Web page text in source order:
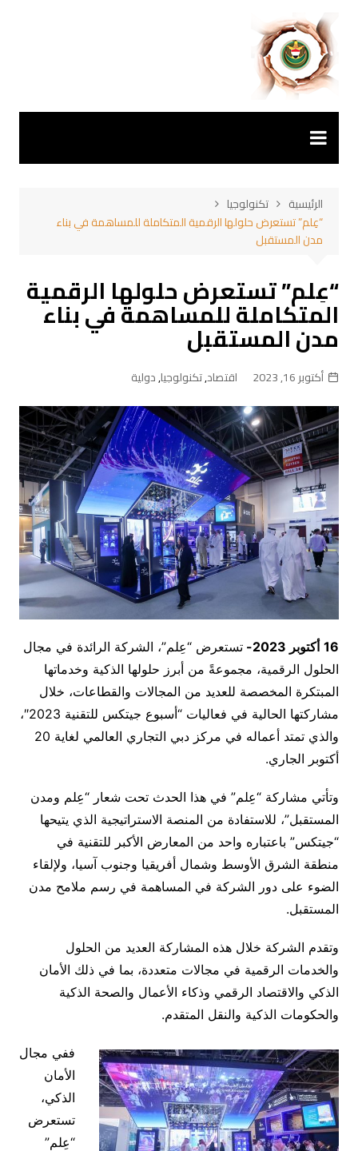
المحتوى
الرئيسية
تكنولوجيا
“عِلم” تستعرض حلولها الرقمية المتكاملة للمساهمة في بناء
مدن المستقبل
“عِلم” تستعرض حلولها الرقمية
المتكاملة للمساهمة في بناء
مدن المستقبل
أكتوبر 16, 2023 اقتصاد,تكنولوجيا,دولية
16 أكتوبر 2023-
تستعرض “عِلم”، الشركة الرائدة في مجال
الحلول الرقمية، مجموعةً من أبرز حلولها الذكية وخدماتها
المبتكرة المخصصة للعديد من المجالات والقطاعات، خلال
مشاركتها الحالية في فعاليات “أسبوع جيتكس للتقنية 2023″،
والذي تمتد أعماله في مركز دبي التجاري العالمي لغاية 20
أكتوبر الجاري.
وتأتي مشاركة “عِلم” في هذا الحدث تحت شعار “عِلم ومدن
المستقبل”، للاستفادة من المنصة الاستراتيجية الذي يتيحها
“جيتكس” باعتباره واحد من المعارض الأكبر للتقنية في
منطقة الشرق الأوسط وشمال أفريقيا وجنوب آسيا، ولإلقاء
الضوء على دور الشركة في المساهمة في رسم ملامح مدن
المستقبل.
وتقدم الشركة خلال هذه المشاركة العديد من الحلول
والخدمات الرقمية في مجالات متعددة، بما في ذلك الأمان
الذكي والاقتصاد الرقمي وذكاء الأعمال والصحة الذكية
والحكومات الذكية والنقل المتقدم.
ففي مجال
الأمان
الذكي،
تستعرض
“عِلم”